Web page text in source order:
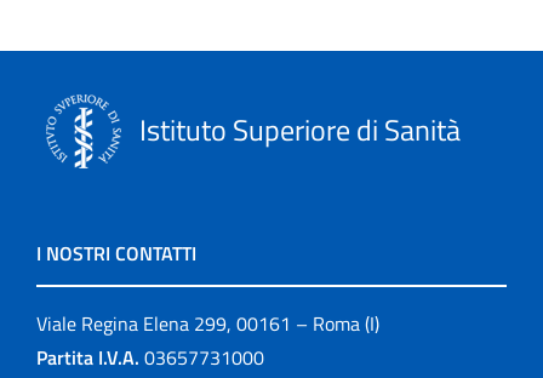
Istituto Superiore di Sanità
I NOSTRI CONTATTI
Viale Regina Elena 299, 00161 – Roma (I)
Partita I.V.A. 03657731000